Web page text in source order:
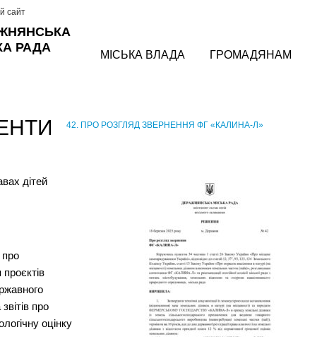
РАДА
сайт
МІСЬКА ВЛАДА ГРОМАДЯНАМ
42. ПРО РОЗГЛЯД ЗВЕРНЕННЯ ФГ «КАЛИНА-Л»
дітей
про
оцінку